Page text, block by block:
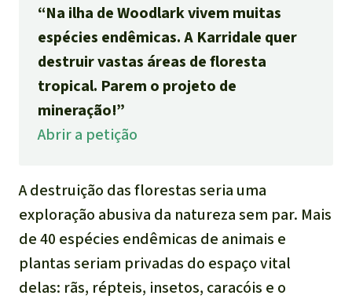
Alumínio
“Na ilha de Woodlark vivem muitas
espécies endêmicas. A Karridale quer
destruir vastas áreas de floresta
tropical. Parem o projeto de
mineração!”
Abrir a petição
A destruição das florestas seria uma
exploração abusiva da natureza sem par. Mais
de 40 espécies endêmicas de animais e
plantas seriam privadas do espaço vital
delas: rãs, répteis, insetos, caracóis e o